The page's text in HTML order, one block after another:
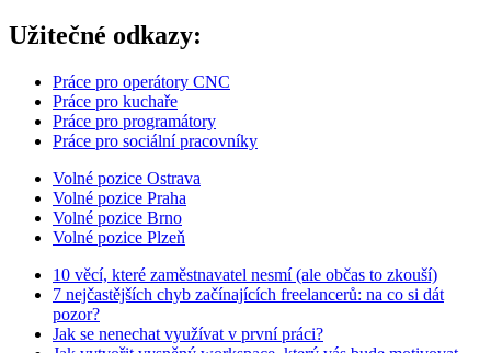
Užitečné odkazy:
Práce pro operátory CNC
Práce pro kuchaře
Práce pro programátory
Práce pro sociální pracovníky
Volné pozice Ostrava
Volné pozice Praha
Volné pozice Brno
Volné pozice Plzeň
10 věcí, které zaměstnavatel nesmí (ale občas to zkouší)
7 nejčastějších chyb začínajících freelancerů: na co si dát
pozor?
Jak se nenechat využívat v první práci?